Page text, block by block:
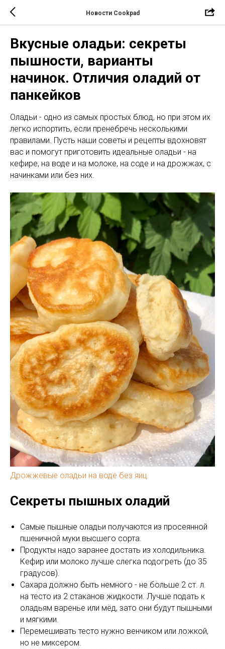
Новости Cookpad
Вкусные оладьи: секреты
пышности, варианты
начинок. Отличия оладий от
панкейков
Оладьи - одно из самых простых блюд, но при этом их
легко испортить, если пренебречь несколькими
правилами. Пусть наши советы и рецепты вдохновят
вас и помогут приготовить идеальные оладьи - на
кефире, на воде и на молоке, на соде и на дрожжах, с
начинками или без них.
Дрожжевые оладьи на воде без яиц
Секреты пышных оладий
Самые пышные оладьи получаются из просеянной
пшеничной муки высшего сорта.
Продукты надо заранее достать из холодильника.
Кефир или молоко лучше слегка подогреть (до 35
градусов).
Сахара должно быть немного - не больше 2 ст. л.
на тесто из 2 стаканов жидкости. Лучше подать к
оладьям варенье или мёд, зато они будут пышными
и мягкими.
Перемешивать тесто нужно венчиком или ложкой,
но не миксером.